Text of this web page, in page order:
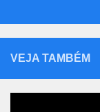
VEJA TAMBÉM